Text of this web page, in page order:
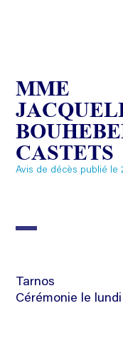
MME
CASTETS
Avis de décès publié le
Tarnos
Cérémonie le